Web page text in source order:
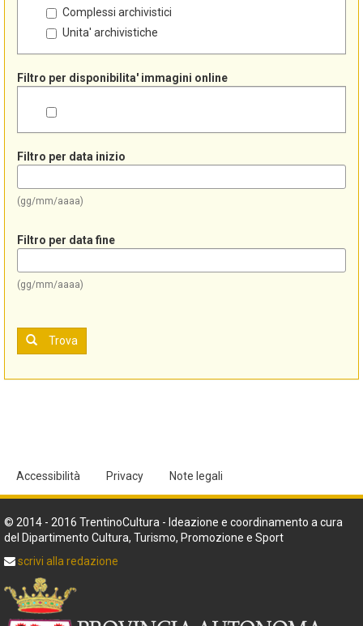
Complessi archivistici
Unita' archivistiche
Filtro per disponibilita' immagini online
Filtro per data inizio
(gg/mm/aaaa)
Filtro per data fine
(gg/mm/aaaa)
Trova
Accessibilità Privacy Note legali
© 2014 - 2016 TrentinoCultura - Ideazione e coordinamento a cura
del Dipartimento Cultura, Turismo, Promozione e Sport
scrivi alla redazione